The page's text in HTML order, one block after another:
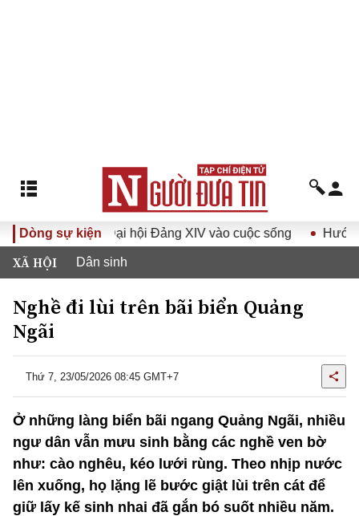
Dòng sự kiện
quyết Đại hội Đảng XIV vào cuộc sống Hướng tới Đại
XÃ HỘI Dân sinh
Nghề đi lùi trên bãi biển Quảng
Ngãi
Thứ 7, 23/05/2026 08:45 GMT+7
Ở những làng biển bãi ngang Quảng Ngãi, nhiều
ngư dân vẫn mưu sinh bằng các nghề ven bờ
như: cào nghêu, kéo lưới rùng. Theo nhịp nước
lên xuống, họ lặng lẽ bước giật lùi trên cát để
giữ lấy kế sinh nhai đã gắn bó suốt nhiều năm.